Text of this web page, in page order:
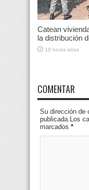
Catean
la distribución
10 horas atras
COMENTAR
Su dirección de
publicada.Los
marcados *